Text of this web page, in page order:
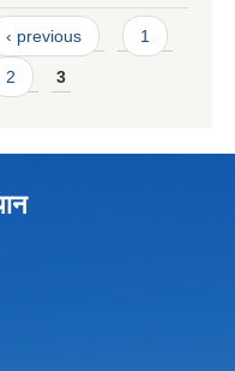
‹ previous 1
2 3